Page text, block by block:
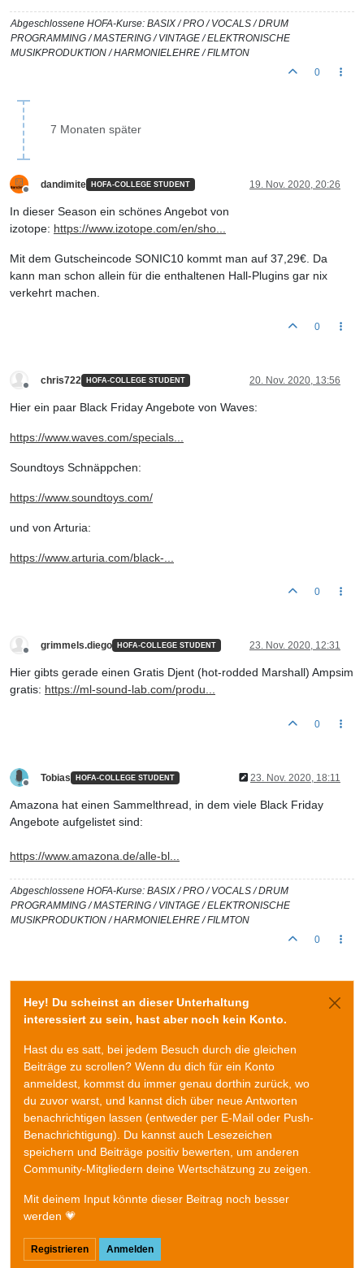
Abgeschlossene HOFA-Kurse: BASIX / PRO / VOCALS / DRUM
PROGRAMMING / MASTERING / VINTAGE / ELEKTRONISCHE
MUSIKPRODUKTION / HARMONIELEHRE / FILMTON
0
7 Monaten später
Offline
dandimite HOFA-COLLEGE STUDENT 19. Nov. 2020, 20:26
In dieser Season ein schönes Angebot von
izotope: https://www.izotope.com/en/sho...
Mit dem Gutscheincode SONIC10 kommt man auf 37,29€. Da
kann man schon allein für die enthaltenen Hall-Plugins gar nix
verkehrt machen.
0
Offline
chris722 HOFA-COLLEGE STUDENT 20. Nov. 2020, 13:56
Hier ein paar Black Friday Angebote von Waves:
https://www.waves.com/specials...
Soundtoys Schnäppchen:
https://www.soundtoys.com/
und von Arturia:
https://www.arturia.com/black-...
0
Offline
grimmels.diego HOFA-COLLEGE STUDENT 23. Nov. 2020, 12:31
Hier gibts gerade einen Gratis Djent (hot-rodded Marshall) Ampsim
gratis: https://ml-sound-lab.com/produ...
0
Offline
Tobias HOFA-COLLEGE STUDENT 23. Nov. 2020, 18:11
Amazona hat einen Sammelthread, in dem viele Black Friday
Angebote aufgelistet sind:
https://www.amazona.de/alle-bl...
Abgeschlossene HOFA-Kurse: BASIX / PRO / VOCALS / DRUM
PROGRAMMING / MASTERING / VINTAGE / ELEKTRONISCHE
MUSIKPRODUKTION / HARMONIELEHRE / FILMTON
0
Hey! Du scheinst an dieser Unterhaltung
interessiert zu sein, hast aber noch kein Konto.
Hast du es satt, bei jedem Besuch durch die gleichen
Beiträge zu scrollen? Wenn du dich für ein Konto
anmeldest, kommst du immer genau dorthin zurück, wo
du zuvor warst, und kannst dich über neue Antworten
benachrichtigen lassen (entweder per E-Mail oder Push-
Benachrichtigung). Du kannst auch Lesezeichen
speichern und Beiträge positiv bewerten, um anderen
Community-Mitgliedern deine Wertschätzung zu zeigen.
Mit deinem Input könnte dieser Beitrag noch besser
werden 💗
Registrieren Anmelden